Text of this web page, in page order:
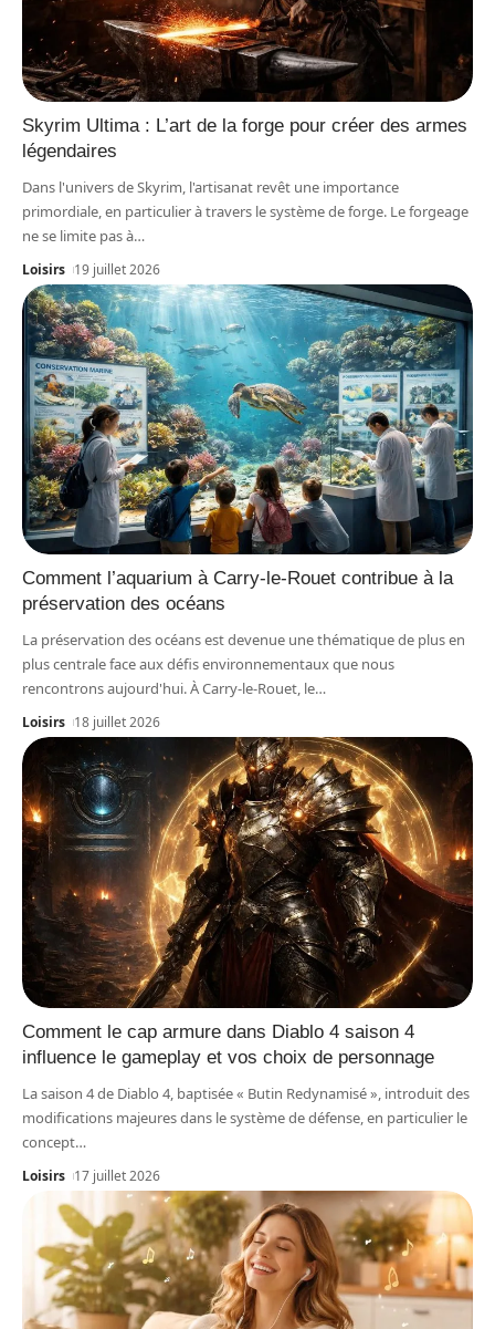
Skyrim Ultima : L’art de la forge pour créer des armes
légendaires
Dans l'univers de Skyrim, l'artisanat revêt une importance
primordiale, en particulier à travers le système de forge. Le forgeage
ne se limite pas à…
Loisirs 19 juillet 2026
Comment l’aquarium à Carry-le-Rouet contribue à la
préservation des océans
La préservation des océans est devenue une thématique de plus en
plus centrale face aux défis environnementaux que nous
rencontrons aujourd'hui. À Carry-le-Rouet, le…
Loisirs 18 juillet 2026
Comment le cap armure dans Diablo 4 saison 4
influence le gameplay et vos choix de personnage
La saison 4 de Diablo 4, baptisée « Butin Redynamisé », introduit des
modifications majeures dans le système de défense, en particulier le
concept…
Loisirs 17 juillet 2026